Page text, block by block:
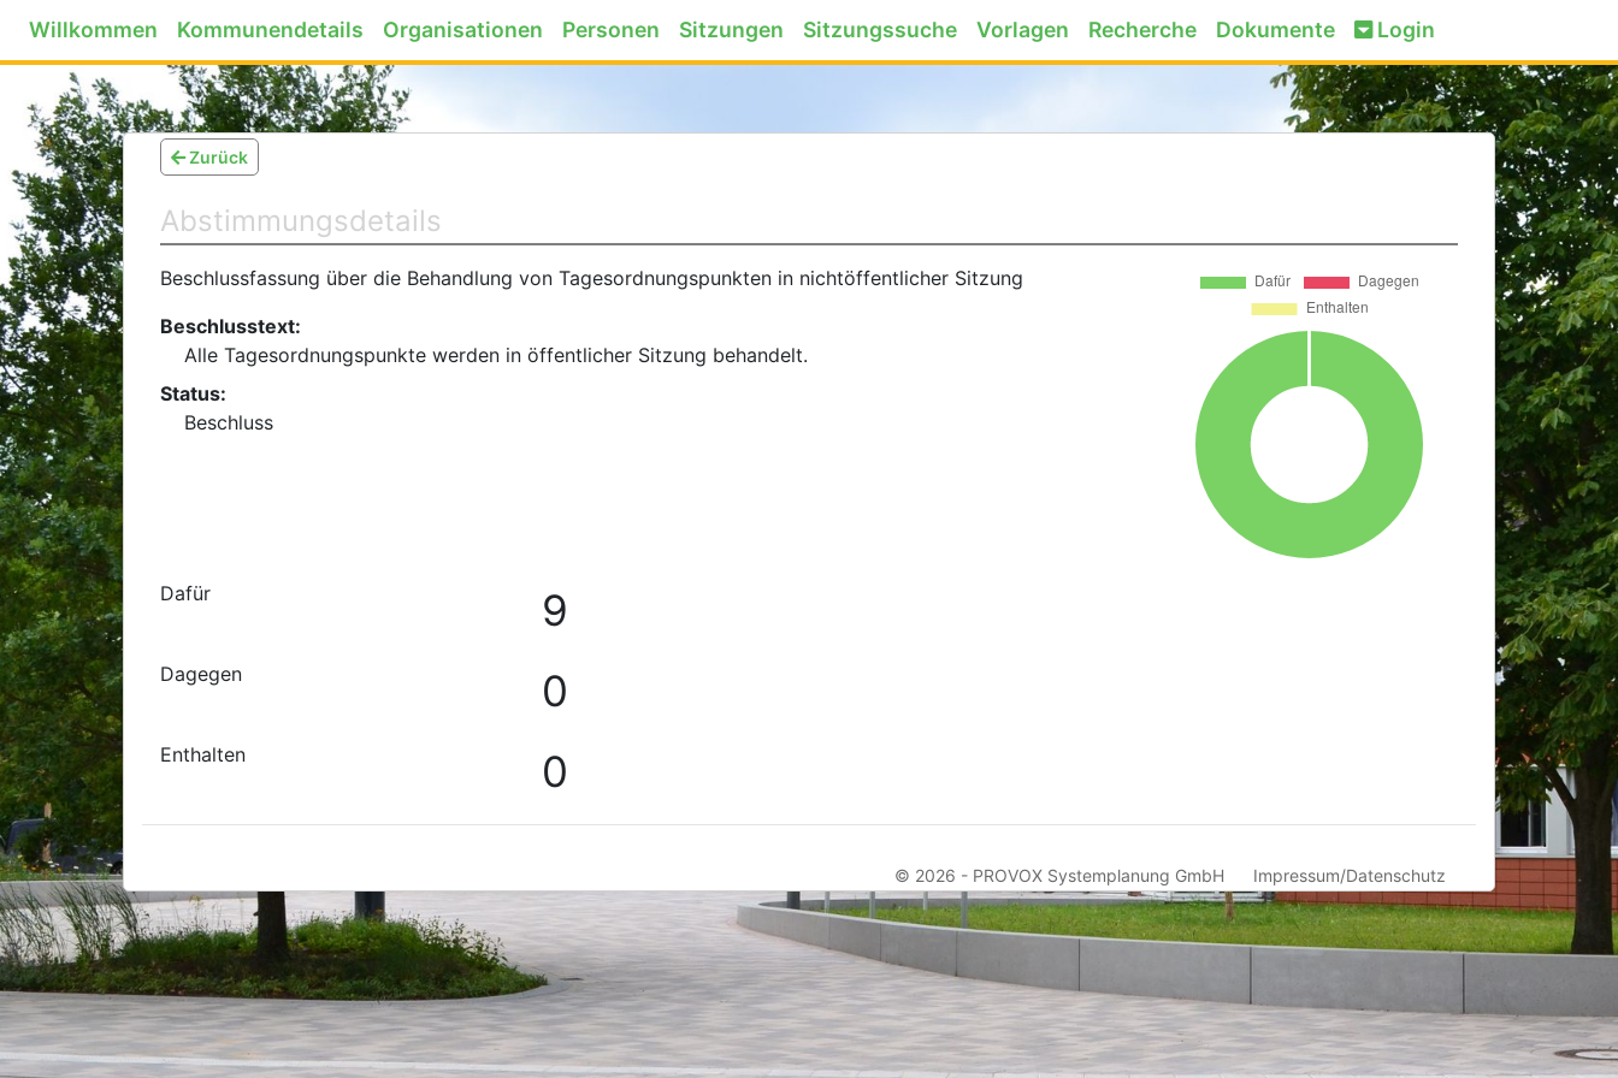
Willkommen Kommunendetails Organisationen Personen Sitzungen Sitzungssuche Vorlagen Recherche Dokumente Login
Zurück
Abstimmungsdetails
Beschlussfassung über die Behandlung von Tagesordnungspunkten in nichtöffentlicher Sitzung
Beschlusstext:
Alle Tagesordnungspunkte werden in öffentlicher Sitzung behandelt.
Status:
Beschluss
Dafür 9
Dagegen 0
Enthalten 0
© 2026 - PROVOX Systemplanung GmbH Impressum/Datenschutz